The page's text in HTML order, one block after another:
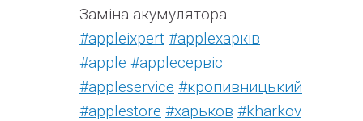
Заміна акумулятора.
#appleixpert #аррleхарків
#apple #аррleсервіс
#appleservice #кропивницький
#applestore #харьков #kharkov